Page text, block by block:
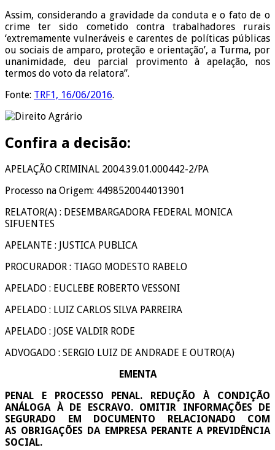
Assim, considerando a gravidade da conduta e o fato de o
crime ter sido cometido contra trabalhadores rurais
‘extremamente vulneráveis e carentes de políticas públicas
ou sociais de amparo, proteção e orientação’, a Turma, por
unanimidade, deu parcial provimento à apelação, nos
termos do voto da relatora”.
Fonte: TRF1, 16/06/2016.
Confira a decisão:
APELAÇÃO CRIMINAL 2004.39.01.000442-2/PA
Processo na Origem: 4498520044013901
RELATOR(A) : DESEMBARGADORA FEDERAL MONICA
SIFUENTES
APELANTE : JUSTICA PUBLICA
PROCURADOR : TIAGO MODESTO RABELO
APELADO : EUCLEBE ROBERTO VESSONI
APELADO : LUIZ CARLOS SILVA PARREIRA
APELADO : JOSE VALDIR RODE
ADVOGADO : SERGIO LUIZ DE ANDRADE E OUTRO(A)
EMENTA
PENAL E PROCESSO PENAL. REDUÇÃO À CONDIÇÃO
ANÁLOGA À DE ESCRAVO. OMITIR INFORMAÇÕES DE
SEGURADO EM DOCUMENTO RELACIONADO COM
AS OBRIGAÇÕES DA EMPRESA PERANTE A PREVIDÊNCIA
SOCIAL.